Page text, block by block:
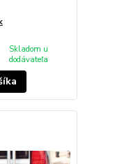
Skladom u
dodávateľa